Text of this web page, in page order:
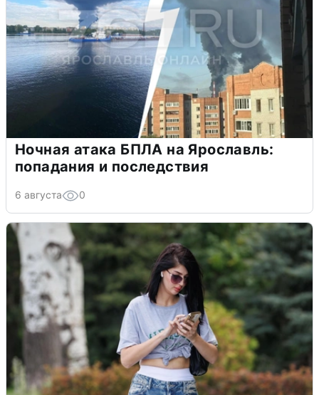
Ночная атака БПЛА на Ярославль:
попадания и последствия
6 августа 0